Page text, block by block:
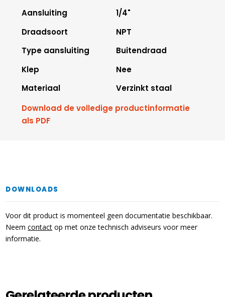
Aansluiting
1/4"
Draadsoort
NPT
Type aansluiting
Buitendraad
Klep
Nee
Materiaal
Verzinkt staal
Download de volledige productinformatie
als PDF
DOWNLOADS
Voor dit product is momenteel geen documentatie beschikbaar.
Neemcontact op met onze technisch adviseurs voor meer
informatie.